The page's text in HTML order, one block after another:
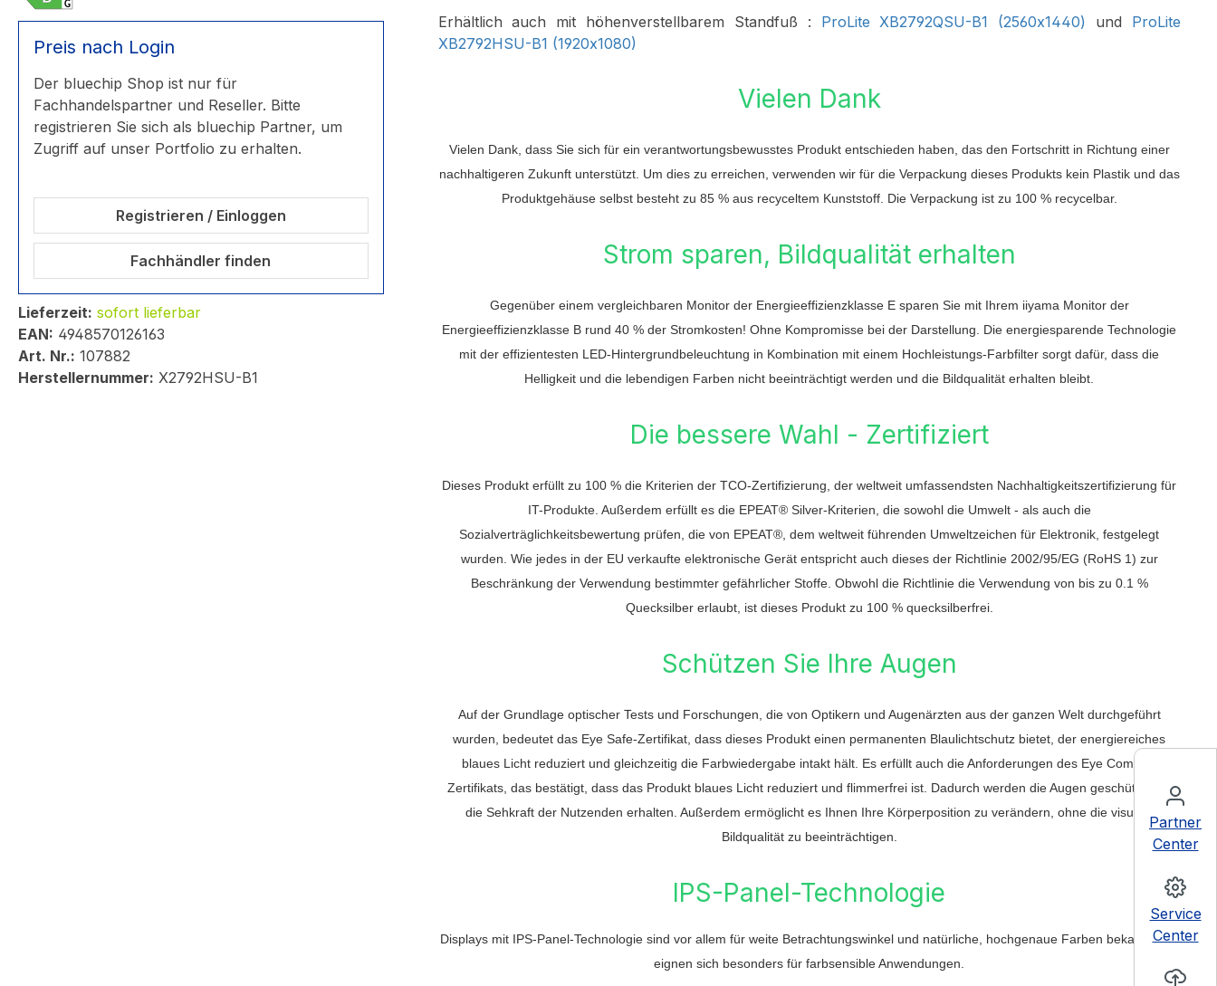
Partner
Center
Service
Center
Preis nach Login
Der bluechip Shop ist nur für
Fachhandelspartner und Reseller. Bitte
registrieren Sie sich als bluechip Partner, um
Zugriff auf unser Portfolio zu erhalten.
Registrieren / Einloggen
Fachhändler finden
Lieferzeit: sofort lieferbar
EAN: 4948570126163
Art. Nr.: 107882
Herstellernummer: X2792HSU-B1
Erhältlich auch mit höhenverstellbarem Standfuß : ProLite XB2792QSU-B1 (2560x1440) und ProLite
XB2792HSU-B1 (1920x1080)
Vielen Dank
Vielen Dank, dass Sie sich für ein verantwortungsbewusstes Produkt entschieden haben, das den Fortschritt in Richtung einer
nachhaltigeren Zukunft unterstützt. Um dies zu erreichen, verwenden wir für die Verpackung dieses Produkts kein Plastik und das
Produktgehäuse selbst besteht zu 85 % aus recyceltem Kunststoff. Die Verpackung ist zu 100 % recycelbar.
Strom sparen, Bildqualität erhalten
Gegenüber einem vergleichbaren Monitor der Energieeffizienzklasse E sparen Sie mit Ihrem iiyama Monitor der
Energieeffizienzklasse B rund 40 % der Stromkosten! Ohne Kompromisse bei der Darstellung. Die energiesparende Technologie
mit der effizientesten LED-Hintergrundbeleuchtung in Kombination mit einem Hochleistungs-Farbfilter sorgt dafür, dass die
Helligkeit und die lebendigen Farben nicht beeinträchtigt werden und die Bildqualität erhalten bleibt.
Die bessere Wahl - Zertifiziert
Dieses Produkt erfüllt zu 100 % die Kriterien der TCO-Zertifizierung, der weltweit umfassendsten Nachhaltigkeitszertifizierung für
IT-Produkte. Außerdem erfüllt es die EPEAT® Silver-Kriterien, die sowohl die Umwelt - als auch die
Sozialverträglichkeitsbewertung prüfen, die von EPEAT®, dem weltweit führenden Umweltzeichen für Elektronik, festgelegt
wurden. Wie jedes in der EU verkaufte elektronische Gerät entspricht auch dieses der Richtlinie 2002/95/EG (RoHS 1) zur
Beschränkung der Verwendung bestimmter gefährlicher Stoffe. Obwohl die Richtlinie die Verwendung von bis zu 0.1 %
Quecksilber erlaubt, ist dieses Produkt zu 100 % quecksilberfrei.
Schützen Sie Ihre Augen
Auf der Grundlage optischer Tests und Forschungen, die von Optikern und Augenärzten aus der ganzen Welt durchgeführt
wurden, bedeutet das Eye Safe-Zertifikat, dass dieses Produkt einen permanenten Blaulichtschutz bietet, der energiereiches
blaues Licht reduziert und gleichzeitig die Farbwiedergabe intakt hält. Es erfüllt auch die Anforderungen des Eye Comfort-
Zertifikats, das bestätigt, dass das Produkt blaues Licht reduziert und flimmerfrei ist. Dadurch werden die Augen geschützt und
die Sehkraft der Nutzenden erhalten. Außerdem ermöglicht es Ihnen Ihre Körperposition zu verändern, ohne die visuelle
Bildqualität zu beeinträchtigen.
IPS-Panel-Technologie
Displays mit IPS-Panel-Technologie sind vor allem für weite Betrachtungswinkel und natürliche, hochgenaue Farben bekannt. Sie
eignen sich besonders für farbsensible Anwendungen.